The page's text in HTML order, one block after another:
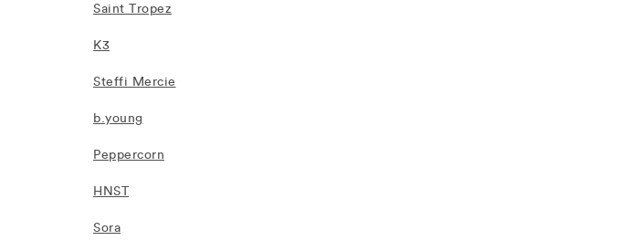
Saint Tropez
K3
Steffi Mercie
b.young
Peppercorn
HNST
Sora